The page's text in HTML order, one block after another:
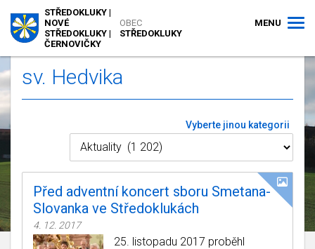
OBEC
STŘEDOKLUKY
STŘEDOKLUKY |
NOVÉ
STŘEDOKLUKY |
ČERNOVIČKY
MENU
sv. Hedvika
Vyberte jinou kategorii
Před adventní koncert sboru Smetana-
Slovanka ve Středoklukách
4. 12. 2017
25. listopadu 2017 proběhl